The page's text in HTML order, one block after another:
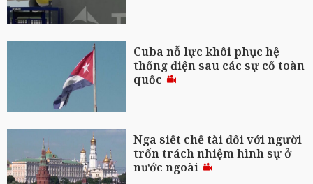
Cuba nỗ lực khôi phục hệ
thống điện sau các sự cố toàn
quốc
Nga siết chế tài đối với người
trốn trách nhiệm hình sự ở
nước ngoài